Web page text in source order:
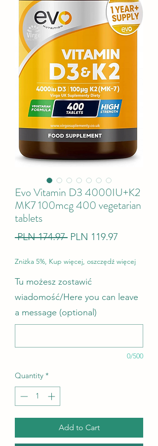
Evo Vitamin D3 4000IU+K2
MK7 100mcg 400 vegetarian
tablets
PLN 174.97 Regular Price
PLN 119.97
Zniżka 5%, Kup więcej, oszczędź więcej
Tu możesz zostawić
wiadomość/Here you can leave
a message (optional)
0/500
Quantity *
Add to Cart